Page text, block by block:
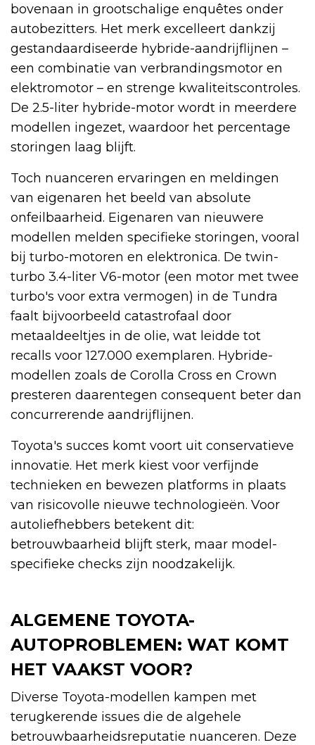
bovenaan in grootschalige enquêtes onder
autobezitters. Het merk excelleert dankzij
gestandaardiseerde hybride-aandrijflijnen –
een combinatie van verbrandingsmotor en
elektromotor – en strenge kwaliteitscontroles.
De 2.5-liter hybride-motor wordt in meerdere
modellen ingezet, waardoor het percentage
storingen laag blijft.
Toch nuanceren ervaringen en meldingen
van eigenaren het beeld van absolute
onfeilbaarheid. Eigenaren van nieuwere
modellen melden specifieke storingen, vooral
bij turbo-motoren en elektronica. De twin-
turbo 3.4-liter V6-motor (een motor met twee
turbo's voor extra vermogen) in de Tundra
faalt bijvoorbeeld catastrofaal door
metaaldeeltjes in de olie, wat leidde tot
recalls voor 127.000 exemplaren. Hybride-
modellen zoals de Corolla Cross en Crown
presteren daarentegen consequent beter dan
concurrerende aandrijflijnen.
Toyota's succes komt voort uit conservatieve
innovatie. Het merk kiest voor verfijnde
technieken en bewezen platforms in plaats
van risicovolle nieuwe technologieën. Voor
autoliefhebbers betekent dit:
betrouwbaarheid blijft sterk, maar model-
specifieke checks zijn noodzakelijk.
ALGEMENE TOYOTA-
AUTOPROBLEMEN: WAT KOMT
HET VAAKST VOOR?
Diverse Toyota-modellen kampen met
terugkerende issues die de algehele
betrouwbaarheidsreputatie nuanceren. Deze